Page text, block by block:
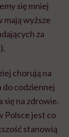
się mniej
mają wyższe
za
chorują na
do codziennej
się na zdrowie.
Polsce jest co
stanowią